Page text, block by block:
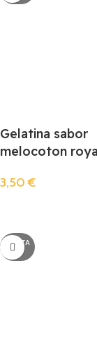
Gelatina sabor
melocoton
3,50€
AGOTA
DO